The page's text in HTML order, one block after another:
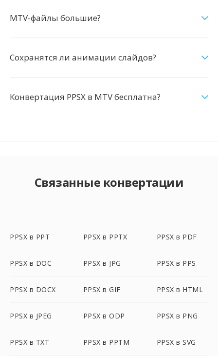
MTV-файлы большие?
Сохранятся ли анимации слайдов?
Конвертация PPSX в MTV бесплатна?
Связанные конвертации
PPSX в PPT PPSX в PPTX PPSX в PDF
PPSX в DOC PPSX в JPG PPSX в PPS
PPSX в DOCX PPSX в GIF PPSX в HTML
PPSX в JPEG PPSX в ODP PPSX в PNG
PPSX в TXT PPSX в PPTM PPSX в SVG